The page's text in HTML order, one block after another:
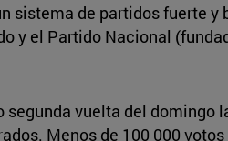
sistema de partidos fuerte
y el Partido Nacional
segunda vuelta del
Menos de 100 000